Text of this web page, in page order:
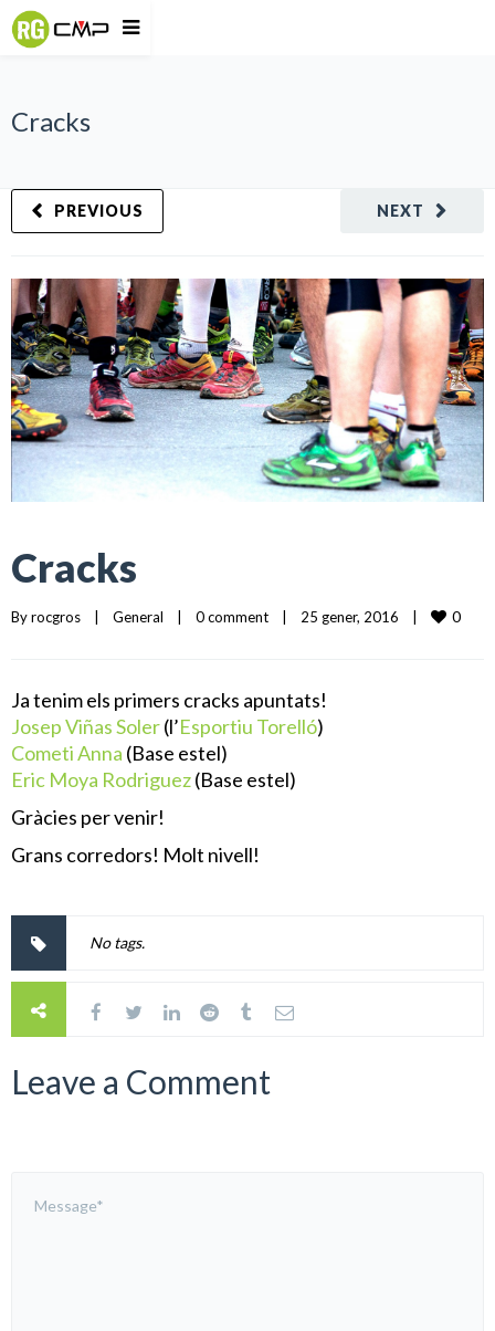
Cracks
NEXT
PREVIOUS
Cracks
By rocgros | General | 0 comment | 25 gener, 2016 | 0
Ja tenim els primers cracks apuntats!
Josep Viñas Soler(l’Esportiu Torelló)
Cometi Anna (Base estel)
Eric Moya Rodriguez(Base estel)
Gràcies per venir!
Grans corredors! Molt nivell!
No tags.
Leave a Comment